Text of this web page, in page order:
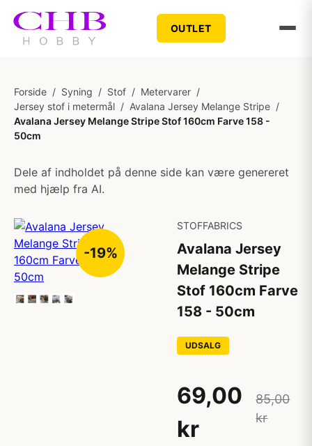
OUTLET
Forside / Syning / Stof / Metervarer /
Jersey stof i metermål / Avalana Jersey Melange Stripe /
Avalana Jersey Melange Stripe Stof 160cm Farve 158 -
50cm
Dele af indholdet på denne side kan være genereret
med hjælp fra AI.
-19%
STOFFABRICS
Avalana Jersey
Melange Stripe
Stof 160cm Farve
158 - 50cm
UDSALG
69,00
kr
85,00
kr